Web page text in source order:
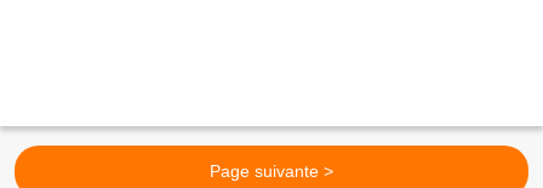
Page suivante >